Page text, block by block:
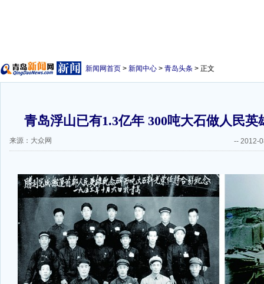
新闻网首页 > 新闻中心 > 青岛头条 > 正文
青岛浮山已有1.3亿年 300吨大石做人民英
来源：大众网 -- 2012-